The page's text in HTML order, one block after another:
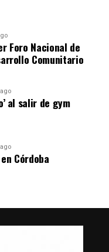
Foro Nacional de
Comunitario
al salir de gym
Córdoba